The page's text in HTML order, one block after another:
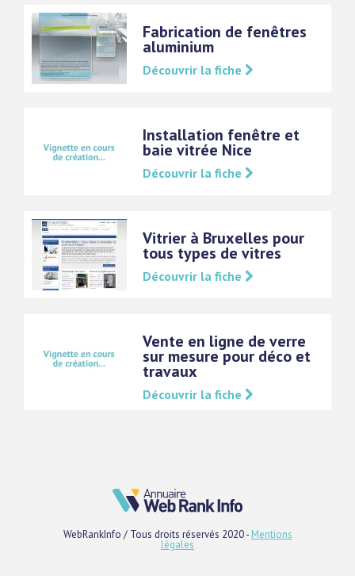
Fabrication de fenêtres
aluminium
Découvrir la fiche
Installation fenêtre et
baie vitrée Nice
Découvrir la fiche
Vitrier à Bruxelles pour
tous types de vitres
Découvrir la fiche
Vente en ligne de verre
sur mesure pour déco et
travaux
Découvrir la fiche
WebRankInfo / Tous droits réservés 2020 - Mentions
légales